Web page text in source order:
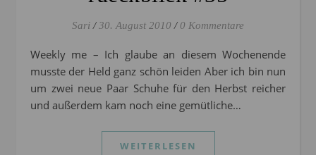
Sari / 30. August 2010 / 0 Kommentare
Weekly me – Ich glaube an diesem Wochenende
musste der Held ganz schön leiden Aber ich bin nun
um zwei neue Paar Schuhe für den Herbst reicher
und außerdem kam noch eine gemütliche…
WEITERLESEN